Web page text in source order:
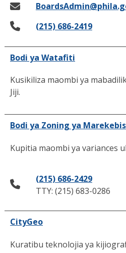
(215) 686-2419
Bodi ya Watafiti
Kusikiliza maombi ya
Jiji.
Bodi ya Zoning ya
Kupitia maombi ya variances
(215) 686-2429
TTY: (215) 683-0286
CityGeo
Kuratibu teknolojia ya